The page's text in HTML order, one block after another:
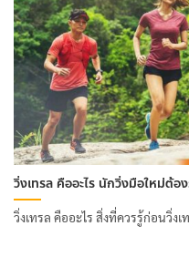
วิ่งเทรล คืออะไร นักวิ่งมือใหม่ต้อ
วิ่งเทรล คืออะไร สิ่งที่ควรรู้ก่อนวิ่งเ